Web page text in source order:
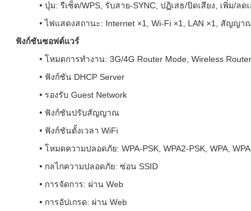
• ปุ่ม: รีเซ็ต/WPS, รับสาย-SYNC, ปฏิเสธ/ปิดเสียง, เพิ่ม/ลด
• ไฟแสดงสถานะ: Internet ×1, Wi-Fi ×1, LAN ×1, สัญญา
ฟังก์ชันซอฟต์แวร์
• โหมดการทำงาน: 3G/4G Router Mode, Wireless
• ฟังก์ชัน DHCP Server
• รองรับ Guest Network
• ฟังก์ชันปรับสัญญาณ
• ฟังก์ชันตั้งเวลา WiFi
• โหมดความปลอดภัย: WPA-PSK, WPA2-PSK, WPA,
• กลไกความปลอดภัย: ซ่อน SSID
• การจัดการ: ผ่าน Web
• การอัปเกรด: ผ่าน Web